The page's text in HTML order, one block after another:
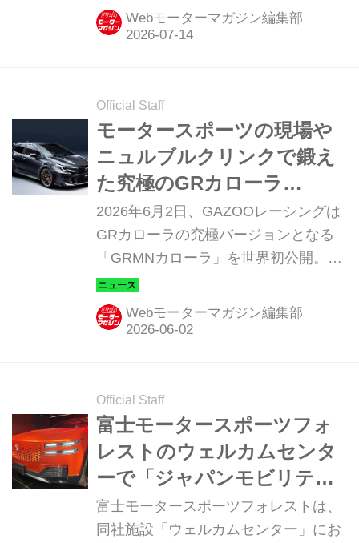
エレガンス（ACTIVE ELEGANCE）」
を設定した。
Webモーターマガジン編集部
Official Staff
モータースポーツの現場や
ニュルブルクリンクで鍛え
た究極のGRカローラ
「GRMNカローラ」を発表
2026年6月2日、GAZOOレーシングは
GRカローラの究極バージョンとなる
「GRMNカローラ」を世界初公開。日
本国内では2026年秋ごろから申込み受
付を開始し、2027年内に発売する予定
だ。
Webモーターマガジン編集部
Official Staff
富士モータースポーツフォ
レストのウェルカムセンタ
ーで「ジャパンモビリティ
ショー」出展車両を特別展
示
富士モータースポーツフォレストは、
同社施設「ウェルカムセンター」にお